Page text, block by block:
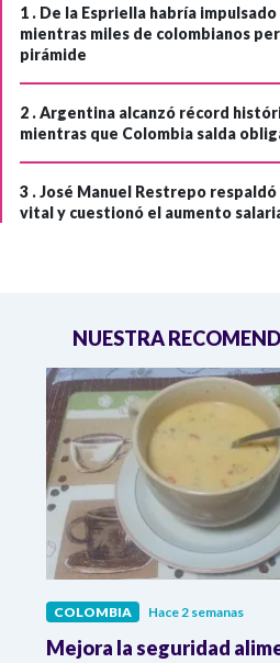
1 . De la Espriella habría
mientras miles de colombianos
pirámide
2 .Argentina alcanzó récord
mientras que Colombia salda
3 .José Manuel Restrepo
vital y cuestionó el aumento
NUESTRA
COLOMBIA Hace 2 semanas
Mejora la seguridad